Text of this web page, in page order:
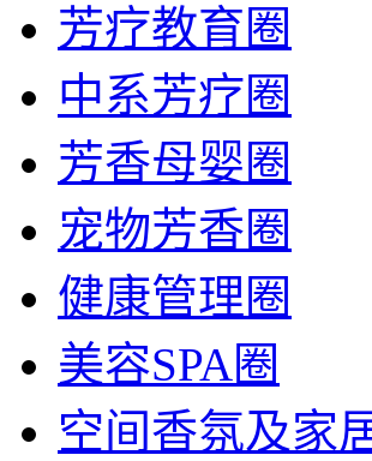
芳疗教育圈
中系芳疗圈
芳香母婴圈
宠物芳香圈
健康管理圈
美容SPA圈
空间香氛及家